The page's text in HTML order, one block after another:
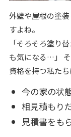
外壁や屋根の塗
すよね。
「そろそろ塗り
も気になる…」
資格を持つ私たち
今の家の状
相見積もり
見積書をも